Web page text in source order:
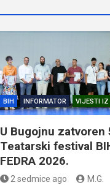
BIH INFORMATOR VIJESTI
U Bugojnu zatvoren
Teatarski festival
FEDRA 2026.
2 sedmice ago M.G.